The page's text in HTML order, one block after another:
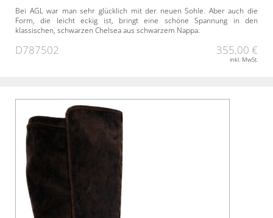
Bei AGL war man sehr glücklich mit der neuen Sohle. Aber auch die
Form, die leicht eckig ist, bringt eine schöne Spannung in den
klassischen, schwarzen Chelsea aus schwarzem Nappa.
D787502 355,00 €
inkl. MwSt.